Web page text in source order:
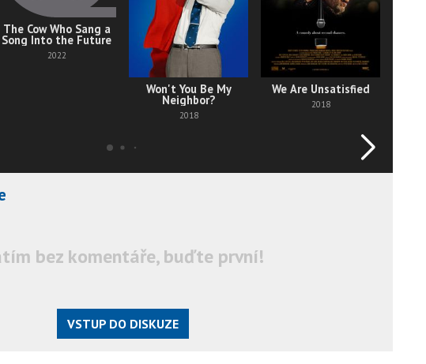
The Cow Who Sang a
Song Into the Future
2022
Won't You Be My
Neighbor?
2018
We Are Unsatisfied
2018
bez komentáře, buďte první!
VSTUP DO DISKUZE